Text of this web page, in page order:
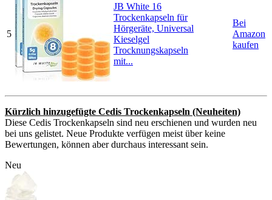
5
JB White 16
Trockenkapseln für
Hörgeräte, Universal
Kieselgel
Trocknungskapseln
mit...
Bei
Amazon
kaufen
Kürzlich hinzugefügte Cedis Trockenkapseln (Neuheiten)
Diese Cedis Trockenkapseln sind neu erschienen und wurden neu
bei uns gelistet. Neue Produkte verfügen meist über keine
Bewertungen, können aber durchaus interessant sein.
Neu